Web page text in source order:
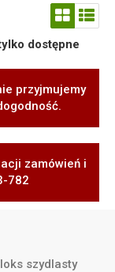
dostępne
przyjmujemy
zamówień i
782
szydlasty